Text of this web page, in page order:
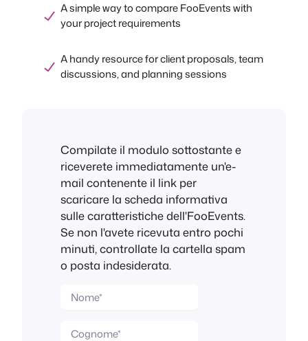
A simple way to compare FooEvents with
your project requirements
A handy resource for client proposals, team
discussions, and planning sessions
Compilate il modulo sottostante e
riceverete immediatamente un'e-
mail contenente il link per
scaricare la scheda informativa
sulle caratteristiche dell'FooEvents.
Se non l'avete ricevuta entro pochi
minuti, controllate la cartella spam
o posta indesiderata.